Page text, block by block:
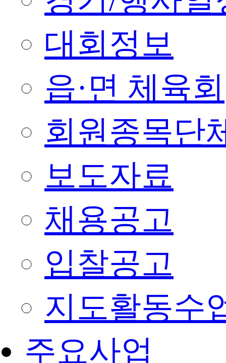
대회정보
읍·면 체육회
회원종목단
보도자료
채용공고
입찰공고
지도활동수
주요사업